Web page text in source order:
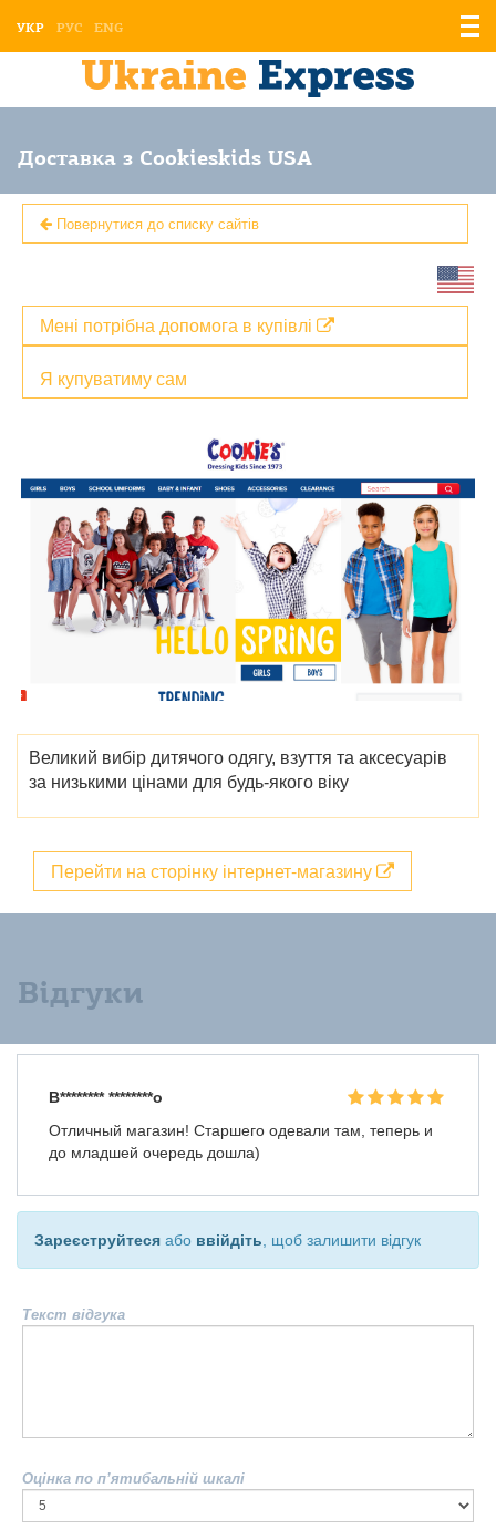
УКР РУС ENG
Доставка з Сookieskids USA
Повернутися до списку сайтів
Я купуватиму сам
Мені потрібна допомога в купівлі
Великий вибір дитячого одягу, взуття та аксесуарів
за низькими цінами для будь-якого віку
Перейти на сторінку інтернет-магазину
Відгуки
В******** ********о
Отличный магазин! Старшего одевали там, теперь и
до младшей очередь дошла)
Зареєструйтеся або ввійдіть , щоб залишити відгук
Текст відгука
Оцінка по п’ятибальній шкалі